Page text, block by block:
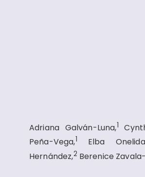
Adriana Galván-Luna,1
Peña-Vega,1
Elba
Hernández,2 Berenice